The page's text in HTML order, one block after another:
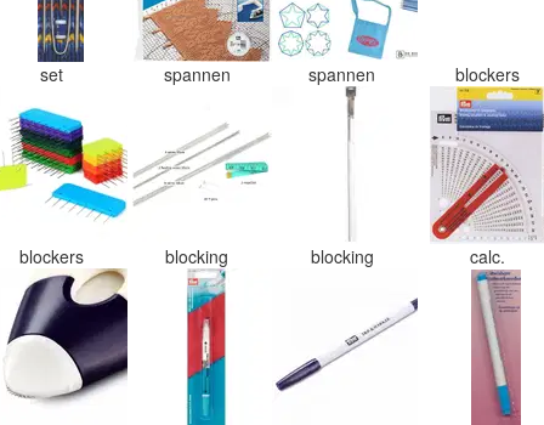
set spannen spannen blockers
blockers blocking blocking calc.